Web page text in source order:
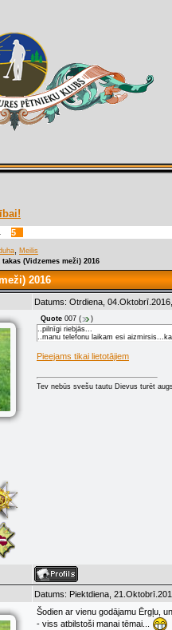
5
Meilis
takas (Vidzemes meži) 2016
2016
Datums: Otrdiena,
Quote 007 (
)
..pilnīgi riebjās...
..manu telefonu laikam esi
Pieejams tikai lietotājiem
Tev nebūs svešu tautu Dievus turēt
Datums: Piektdiena,
Šodien ar vienu godājamu Ērgļu,
- viss atbilstoši manai tēmai...